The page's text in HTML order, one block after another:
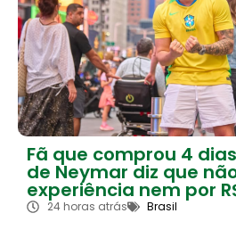
Fã que comprou 4
de Neymar diz que
experiência nem por
24 horas atrás Brasil